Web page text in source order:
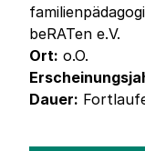
beRATen e.V.
Ort: o.O.
Dauer: